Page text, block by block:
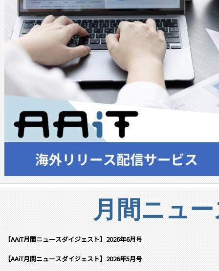
月間ニュ
【AAiT月間ニュースダイジェスト】2026年6月号
【AAiT月間ニュースダイジェスト】2026年5月号